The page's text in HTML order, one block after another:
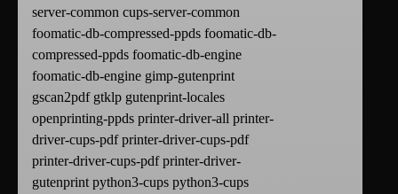
server-common cups-server-common
foomatic-db-compressed-ppds foomatic-db-
compressed-ppds foomatic-db-engine
foomatic-db-engine gimp-gutenprint
gscan2pdf gtklp gutenprint-locales
openprinting-ppds printer-driver-all printer-
driver-cups-pdf printer-driver-cups-pdf
printer-driver-cups-pdf printer-driver-
gutenprint python3-cups python3-cups